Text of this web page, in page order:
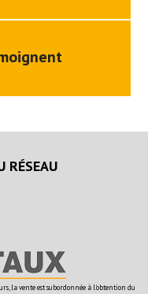
RÉSEAU
la vente est subordonnée à l'obtention du